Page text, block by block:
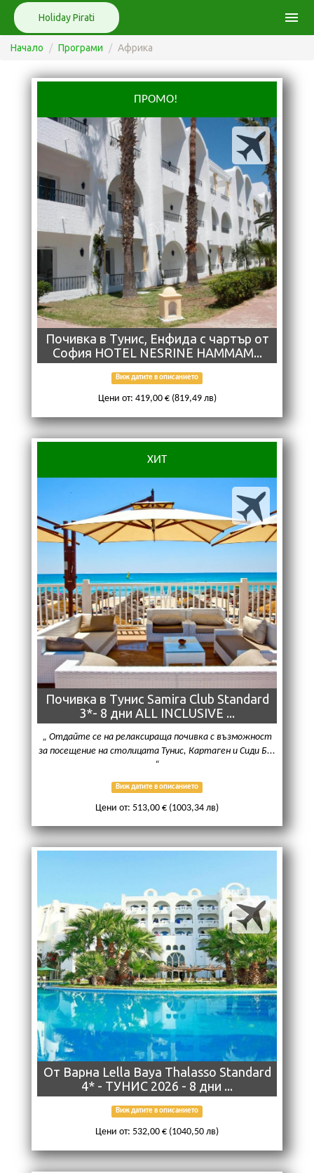
Holiday Pirati menu
Начало Програми Африка
ПРОМО!
Почивка в Тунис, Енфида с чартър от
София HOTEL NESRINE HAMMAM...
Виж датите в описанието
Цени от: 419,00 € (819,49 лв)
ХИТ
Почивка в Тунис Samira Club Standard
3*- 8 дни ALL INCLUSIVE ...
Отдайте се на релаксираща почивка с възможност
за посещение на столицата Тунис, Картаген и Сиди Б...
Виж датите в описанието
Цени от: 513,00 € (1003,34 лв)
От Варна Lella Baya Thalasso Standard
4* - ТУНИС 2026 - 8 дни ...
Виж датите в описанието
Цени от: 532,00 € (1040,50 лв)